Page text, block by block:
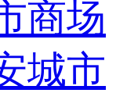
商场
城市